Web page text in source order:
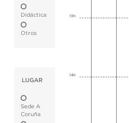
Didáctica
Otros
LUGAR
Sede A
Coruña
13h
14h